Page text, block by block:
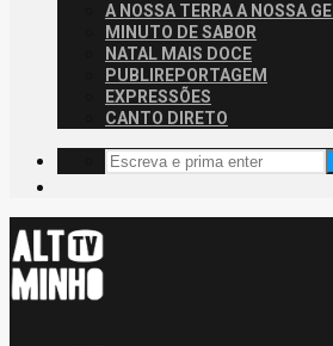
A NOSSA TERRA A NOSSA
MINUTO DE SABOR
NATAL MAIS DOCE
PUBLIREPORTAGEM
EXPRESSÕES
CANTO DIRETO